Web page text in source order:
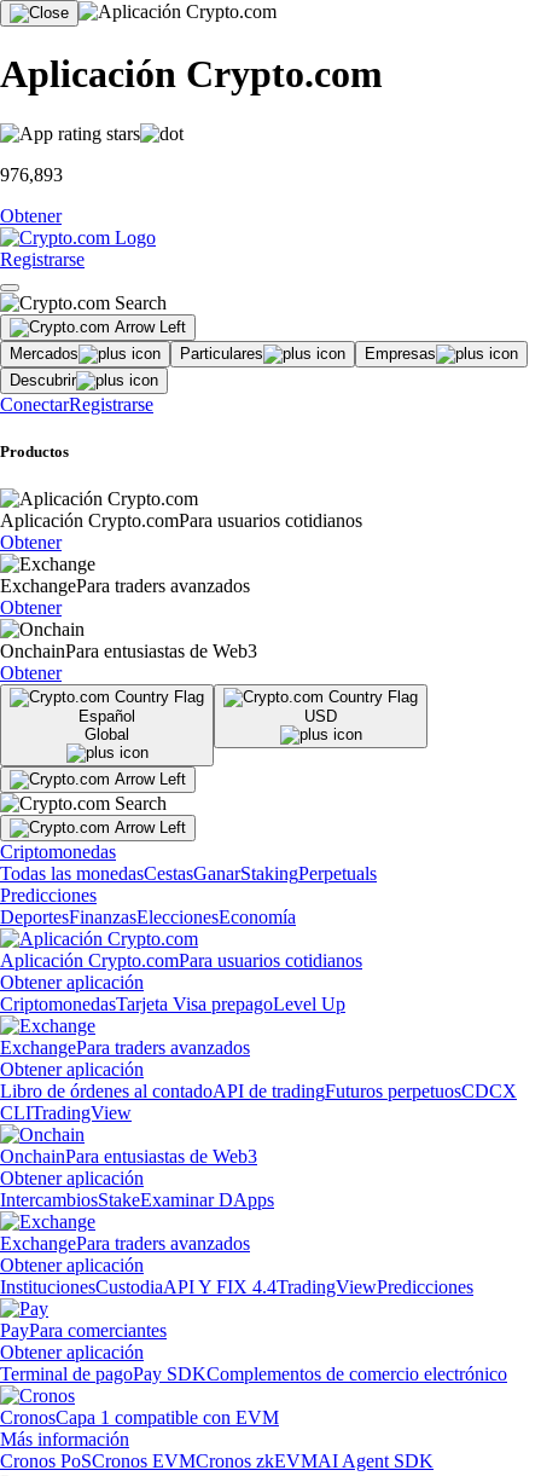
Aplicación Crypto.com
976,893
Obtener
Registrarse
Mercados Particulares
Empresas
Descubrir
ConectarRegistrarse
Productos
Aplicación Crypto.comPara usuarios cotidianos
Obtener
ExchangePara traders avanzados
Obtener
OnchainPara entusiastas de Web3
Obtener
Español
Global
USD
Criptomonedas
Todas las monedasCestasGanarStakingPerpetuals
Predicciones
DeportesFinanzasEleccionesEconomía
Aplicación Crypto.comPara usuarios cotidianos
Obtener aplicación
CriptomonedasTarjeta Visa prepagoLevel Up
ExchangePara traders avanzados
Obtener aplicación
Libro de órdenes al contadoAPI de tradingFuturos perpetuosCDCX
CLITradingView
OnchainPara entusiastas de Web3
Obtener aplicación
IntercambiosStakeExaminar DApps
ExchangePara traders avanzados
Obtener aplicación
InstitucionesCustodiaAPI Y FIX 4.4TradingViewPredicciones
PayPara comerciantes
Obtener aplicación
Terminal de pagoPay SDKComplementos de comercio electrónico
CronosCapa 1 compatible con EVM
Más información
Cronos PoSCronos EVMCronos zkEVMAI Agent SDK